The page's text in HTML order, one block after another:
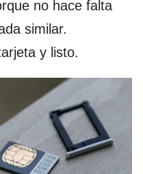
no hace falta
similar.
y listo.